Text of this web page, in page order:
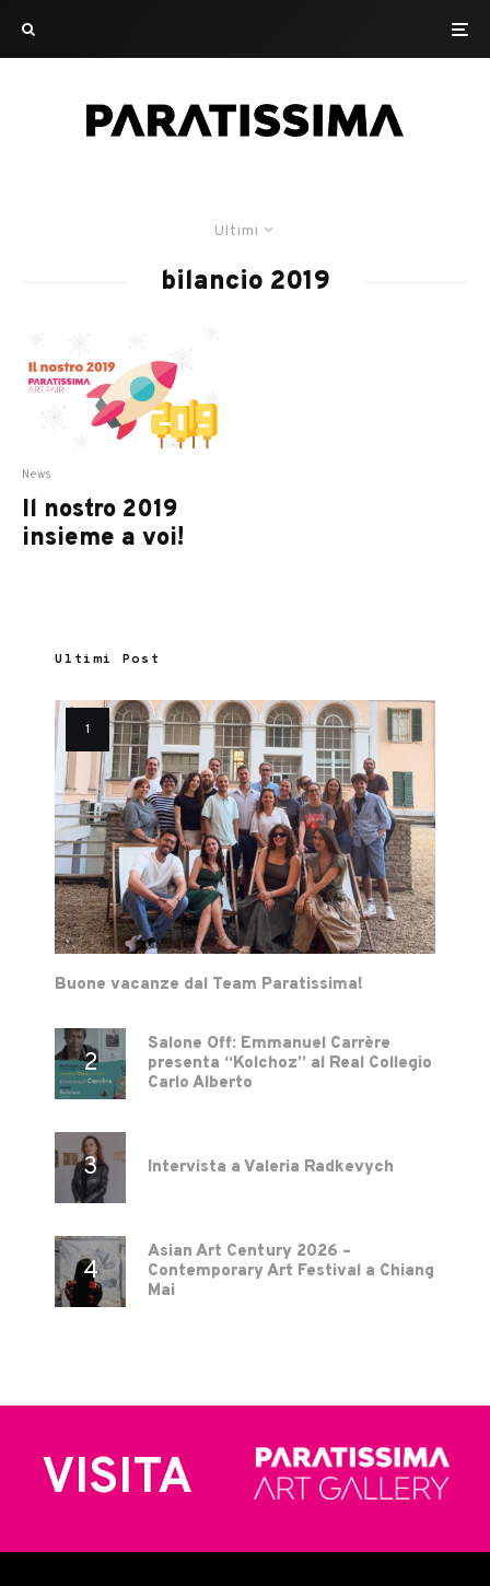
Ultimi
bilancio 2019
News
Il nostro 2019
insieme a voi!
Ultimi Post
Buone vacanze dal Team Paratissima!
Salone Off: Emmanuel Carrère
presenta “Kolchoz” al Real Collegio
Carlo Alberto
Intervista a Valeria Radkevych
Asian Art Century 2026 –
Contemporary Art Festival a Chiang
Mai
VISITA